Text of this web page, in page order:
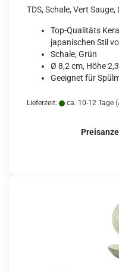
TDS, Schale, Vert
Top-Qualitäts
japanischen Stil
Schale, Grün
Ø 8,2 cm, Höhe
Geeignet für
Lieferzeit: ca. 10-12 Tage